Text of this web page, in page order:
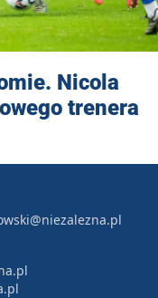
Nicola
trenera